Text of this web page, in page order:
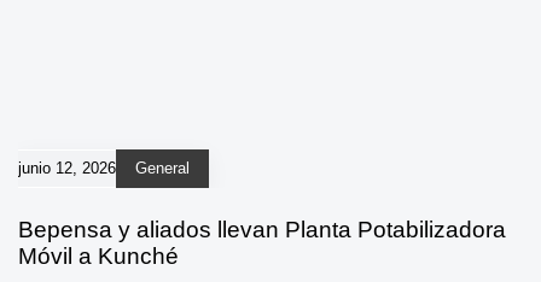
junio 12, 2026 General
Bepensa y aliados llevan Planta Potabilizadora
Móvil a Kunché